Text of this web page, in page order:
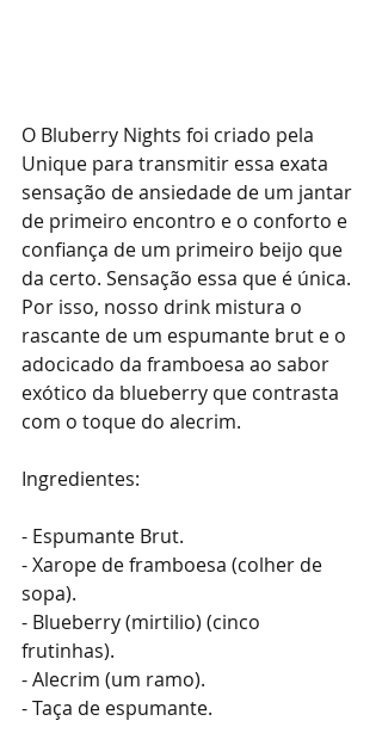
O Bluberry Nights foi criado pela
Unique para transmitir essa exata
sensação de ansiedade de um jantar
de primeiro encontro e o conforto e
confiança de um primeiro beijo que
da certo. Sensação essa que é única.
Por isso, nosso drink mistura o
rascante de um espumante brut e o
adocicado da framboesa ao sabor
exótico da blueberry que contrasta
com o toque do alecrim.
Ingredientes:
- Espumante Brut.
- Xarope de framboesa (colher de
sopa).
- Blueberry (mirtilio) (cinco
frutinhas).
- Alecrim (um ramo).
- Taça de espumante.